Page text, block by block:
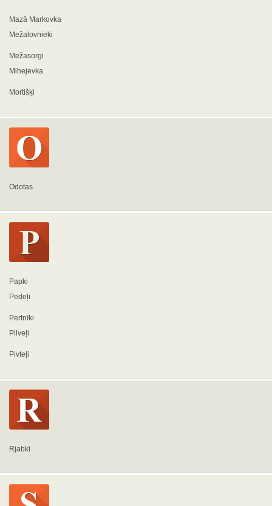
Mazā Markovka
Mežalovnieki
Mežasorgi
Mihejevka
Mortišķi
Odotas
Papki
Pedeļi
Pertnīki
Pilveļi
Pivteļi
Rjabki